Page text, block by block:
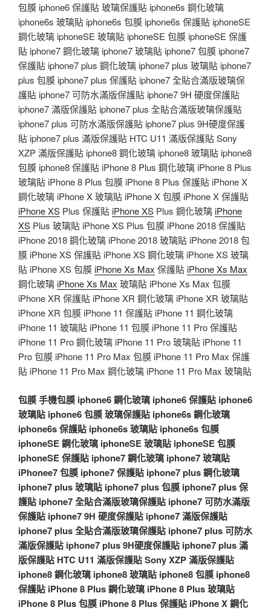
包膜 iphone6 保護貼 玻璃保護貼 iphone6s 鋼化玻璃
iphone6s 玻璃貼 iphone6s 包膜 iphone6s 保護貼 iphoneSE
鋼化玻璃 iphoneSE 玻璃貼 iphoneSE 包膜 iphoneSE 保護
貼 iphone7 鋼化玻璃 iphone7 玻璃貼 iphone7 包膜 iphone7
保護貼 iphone7 plus 鋼化玻璃 iphone7 plus 玻璃貼 iphone7
plus 包膜 iphone7 plus 保護貼 iphone7 全貼合滿版玻璃保
護貼 iphone7 可防水滿版保護貼 iphone7 9H 硬度保護貼
iphone7 滿版保護貼 iphone7 plus 全貼合滿版玻璃保護貼
iphone7 plus 可防水滿版保護貼 iphone7 plus 9H硬度保護
貼 iphone7 plus 滿版保護貼 HTC U11 滿版保護貼 Sony
XZP 滿版保護貼 iphone8 鋼化玻璃 iphone8 玻璃貼 iphone8
包膜 iphone8 保護貼 iPhone 8 Plus 鋼化玻璃 iPhone 8 Plus
玻璃貼 iPhone 8 Plus 包膜 iPhone 8 Plus 保護貼 iPhone X
鋼化玻璃 iPhone X 玻璃貼 iPhone X 包膜 iPhone X 保護貼
iPhone XS Plus 保護貼iPhone XS Plus 鋼化玻璃iPhone
XS Plus 玻璃貼 iPhone XS Plus 包膜 iPhone 2018 保護貼
iPhone 2018 鋼化玻璃 iPhone 2018 玻璃貼 iPhone 2018 包
膜 iPhone XS 保護貼 iPhone XS 鋼化玻璃 iPhone XS 玻璃
貼 iPhone XS 包膜iPhone Xs Max 保護貼iPhone Xs Max
鋼化玻璃iPhone Xs Max 玻璃貼 iPhone Xs Max 包膜
iPhone XR 保護貼 iPhone XR 鋼化玻璃 iPhone XR 玻璃貼
iPhone XR 包膜 iPhone 11 保護貼 iPhone 11 鋼化玻璃
iPhone 11 玻璃貼 iPhone 11 包膜 iPhone 11 Pro 保護貼
iPhone 11 Pro 鋼化玻璃 iPhone 11 Pro 玻璃貼 iPhone 11
Pro 包膜 iPhone 11 Pro Max 包膜 iPhone 11 Pro Max 保護
貼 iPhone 11 Pro Max 鋼化玻璃 iPhone 11 Pro Max 玻璃貼
包膜手機包膜 iphone6 鋼化玻璃 iphone6 保護貼 iphone6
玻璃貼 iphone6 包膜玻璃保護貼 iphone6s 鋼化玻璃
iphone6s 保護貼 iphone6s 玻璃貼 iphone6s 包膜
iphoneSE 鋼化玻璃 iphoneSE 玻璃貼 iphoneSE 包膜
iphoneSE 保護貼 iphone7 鋼化玻璃 iphone7 玻璃貼
iPhonee7 包膜 iphone7 保護貼 iphone7 plus 鋼化玻璃
iphone7 plus 玻璃貼 iphone7 plus 包膜 iphone7 plus 保
護貼 iphone7 全貼合滿版玻璃保護貼 iphone7 可防水滿版
保護貼 iphone7 9H 硬度保護貼 iphone7 滿版保護貼
iphone7 plus 全貼合滿版玻璃保護貼 iphone7 plus 可防水
滿版保護貼 iphone7 plus 9H硬度保護貼 iphone7 plus 滿
版保護貼 HTC U11 滿版保護貼Sony XZP 滿版保護貼
iphone8 鋼化玻璃 iphone8 玻璃貼 iphone8 包膜 iphone8
保護貼 iPhone 8 Plus 鋼化玻璃 iPhone 8 Plus 玻璃貼
iPhone 8 Plus 包膜 iPhone 8 Plus 保護貼 iPhone X 鋼化